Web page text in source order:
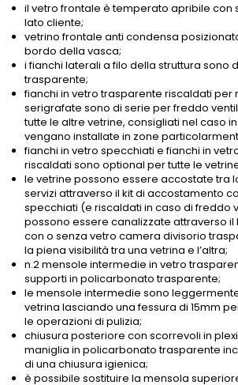
il vetro frontale è temperato apribile con
lato cliente;
vetrino frontale anti condensa
bordo della vasca;
i fianchi laterali a filo della struttura sono
trasparente;
fianchi in vetro trasparente riscaldati per
serigrafate sono di serie per freddo
tutte le altre vetrine, consigliati nel caso
vengano installate in zone
fianchi in vetro specchiati e fianchi in
riscaldati sono optional per tutte le
le vetrine possono essere accostate tra
servizi attraverso il kit di accostamento
specchiati (e riscaldati in caso di freddo
possono essere canalizzate attraverso il
con o senza vetro camera divisorio
la piena visibilità tra una vetrina e l’altra;
n.2 mensole intermedie in vetro
supporti in policarbonato trasparente;
le mensole intermedie sono
vetrina lasciando una fessura di 15mm
le operazioni di pulizia;
chiusura posteriore con scorrevoli in
maniglia in policarbonato trasparente
di una chiusura igienica;
è possibile sostituire la mensola